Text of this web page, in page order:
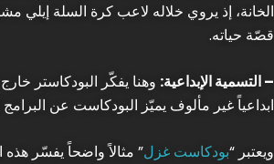
الخانة، إذ يروي خلاله لاعب كرة السلة إيلي
قصّة حياته.
– التسمية الإبداعية: وهنا يفكّر البودكاستر
ابداعياً غير مألوف يميّز البودكاست عن
ويعتبر “بودكاست غزل” مثالاً واضحاً يفسّر هذه